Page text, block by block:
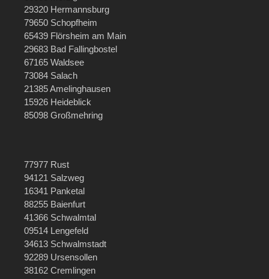
29320 Hermannsburg
79650 Schopfheim
65439 Flörsheim am Main
29683 Bad Fallingbostel
67165 Waldsee
73084 Salach
21385 Amelinghausen
15926 Heideblick
85098 Großmehring
77977 Rust
94121 Salzweg
16341 Panketal
88255 Baienfurt
41366 Schwalmtal
09514 Lengefeld
34613 Schwalmstadt
92289 Ursensollen
38162 Cremlingen